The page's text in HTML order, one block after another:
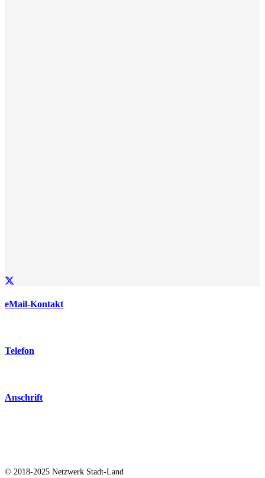
eMail-Kontakt
Telefon
Anschrift
© 2018-2025 Netzwerk Stadt-Land